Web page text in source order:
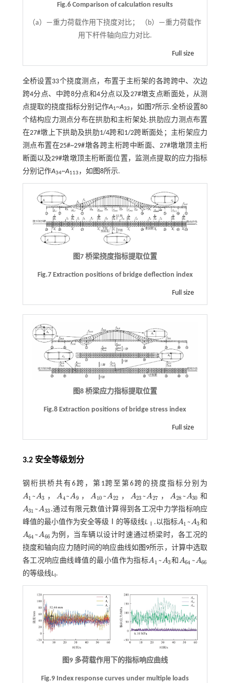
Fig.6 Comparison of calculation results
（a）—重力荷载作用下挠度对比； （b）—重力荷载作
用下杆件轴向应力对比.
Full size
全桥设置33个挠度测点，布置于主桁架的各跨跨中、次边
跨4分点、中跨8分点和4分点以及27#墩支点断面处，从测
点提取的挠度指标分别记作A1~A33 ，如 图7所示.全桥设置80
个结构应力测点分布在拱肋和主桁架处.拱肋应力测点布置
在27#墩上下拱助及拱肋1/4跨和1/2跨断面处；主桁架应力
测点布置在25#~29#墩各跨主桁跨中断面、27#墩墩顶主桁
断面以及29#墩墩顶主桁断面位置，监测点提取的应力指标
分别记作A34~A113 ，如 图8所示.
图7 桥梁挠度指标提取位置
Fig.7 Extraction positions of bridge deflection index
Full size
图8 桥梁应力指标提取位置
Fig.8 Extraction positions of bridge stress index
Full size
3.2 安全等级划分
钢桁拱桥共有6跨，第1跨至第6跨的挠度指标分别为
A1 ~A3
A1~A3 ， A4~A9
A4~A9 ，A10 ~A22
A10 ~A22 ， A23 ~A27
A23 ~A27 ，A28 ~A30
A28 ~A30 和
A31 ~A33
A31 ~A33 .通过有限元数值计算得到各工况中力学指标响应
峰值的最小值作为安全等级Ⅰ的等级线L .以指标A1 ~A3
A1~A3 和
A64 ~A66
A64 ~A66 为例，当车辆以设计时速通过桥梁时，各工况的
挠度和轴向应力随时间的响应曲线如 图9所示，计算中选取
各工况响应曲线峰值的最小值作为指标A1 ~A3
A1~A3 和 A64 ~A66
A64 ~A66
的等级线LI .
图9 多荷载作用下的指标响应曲线
Fig.9 Index response curves under multiple loads